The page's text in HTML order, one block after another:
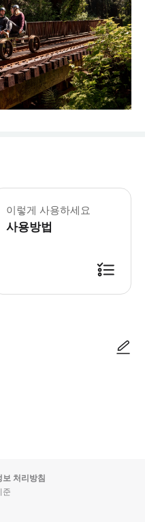
이렇게 사용하세요
사용방법
보 처리방침
준